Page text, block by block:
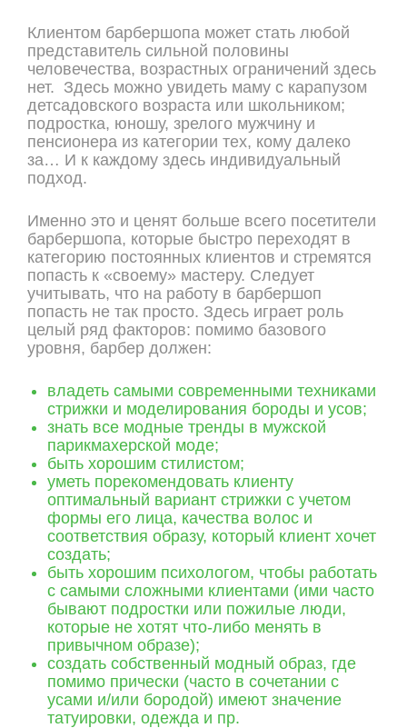
Клиентом барбершопа может стать любой
представитель сильной половины
человечества, возрастных ограничений здесь
нет. Здесь можно увидеть маму с карапузом
детсадовского возраста или школьником;
подростка, юношу, зрелого мужчину и
пенсионера из категории тех, кому далеко
за… И к каждому здесь индивидуальный
подход.
Именно это и ценят больше всего посетители
барбершопа, которые быстро переходят в
категорию постоянных клиентов и стремятся
попасть к «своему» мастеру. Следует
учитывать, что на работу в барбершоп
попасть не так просто. Здесь играет роль
целый ряд факторов: помимо базового
уровня, барбер должен:
владеть самыми современными техниками
стрижки и моделирования бороды и усов;
знать все модные тренды в мужской
парикмахерской моде;
быть хорошим стилистом;
уметь порекомендовать клиенту
оптимальный вариант стрижки с учетом
формы его лица, качества волос и
соответствия образу, который клиент хочет
создать;
быть хорошим психологом, чтобы работать
с самыми сложными клиентами (ими часто
бывают подростки или пожилые люди,
которые не хотят что-либо менять в
привычном образе);
создать собственный модный образ, где
помимо прически (часто в сочетании с
усами и/или бородой) имеют значение
татуировки, одежда и пр.